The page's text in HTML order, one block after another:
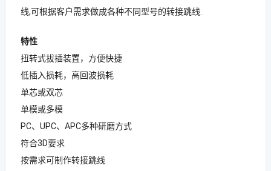
线,可根据客户需求做成各种不同型号的转接跳线.
特性
扭转式拔插装置，方便快捷
低插入损耗，高回波损耗
单芯或双芯
单模或多模
PC、UPC、APC多种研磨方式
符合3D要求
按需求可制作转接跳线